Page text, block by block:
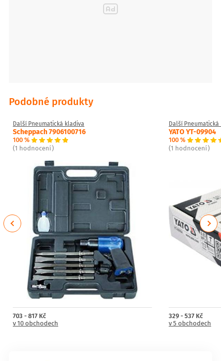
Podobné produkty
Další Pneumatická kladiva
Scheppach 7906100716
100 %
(1 hodnocení)
703 - 817 Kč
v 10 obchodech
Další
YATO YT-09904
100 %
(1 hodnocení)
329 - 537 Kč
v 5 obchodech
Previous Next